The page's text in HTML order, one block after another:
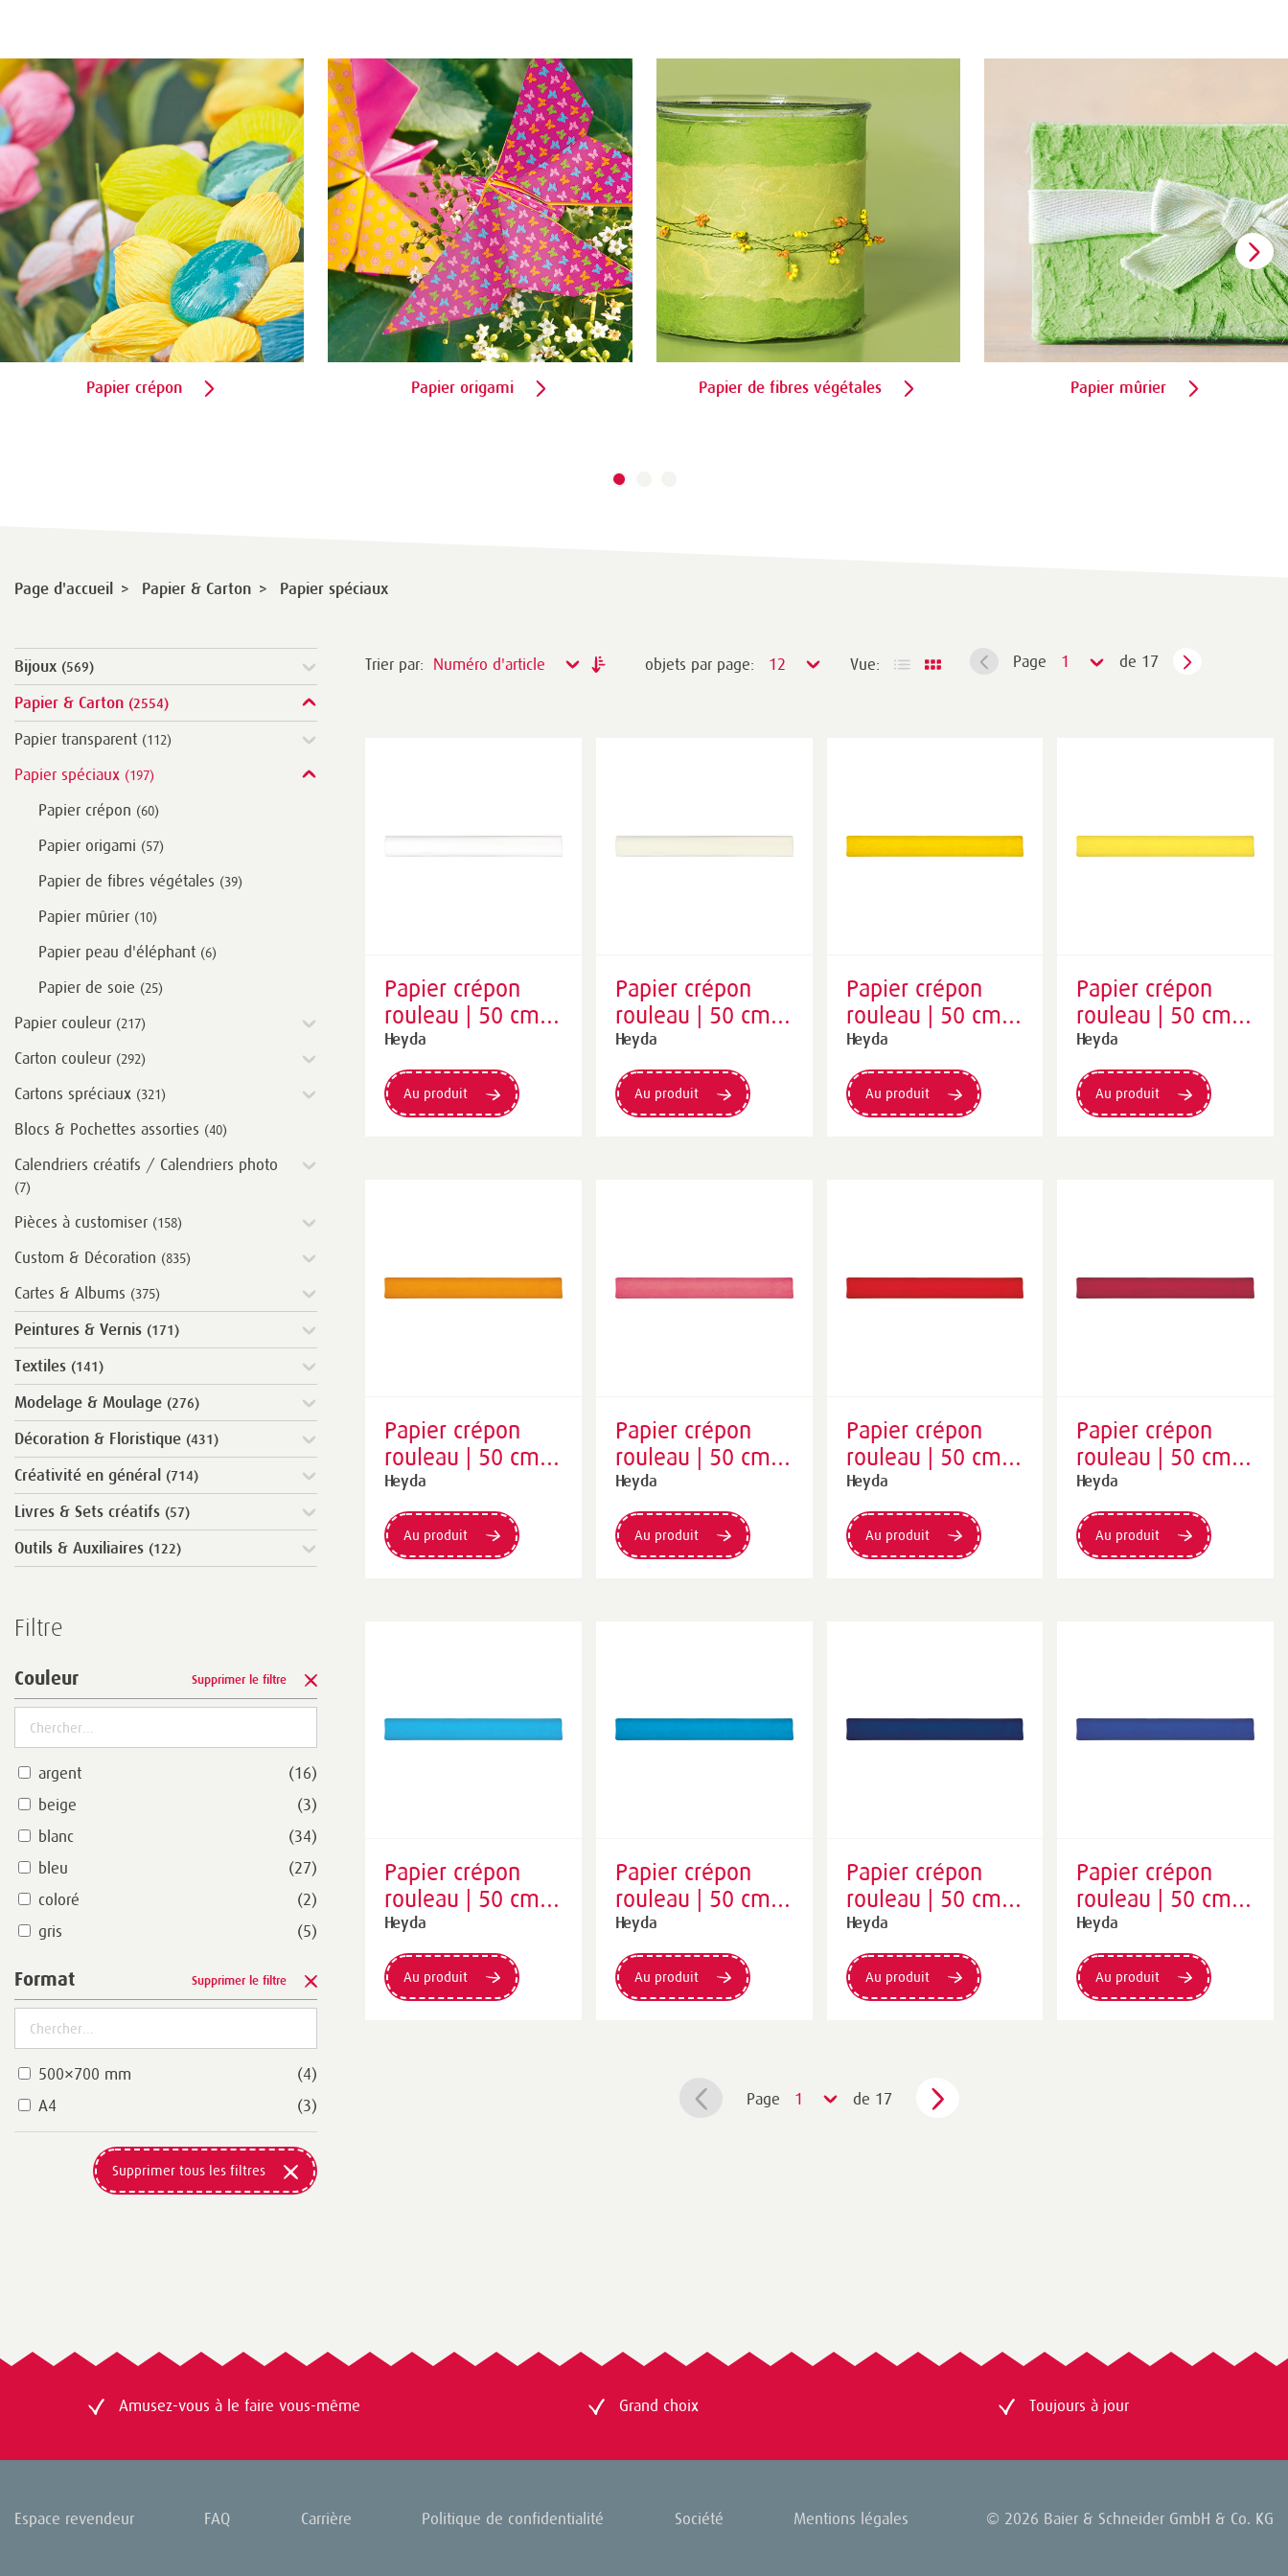
Papier crépon Papier origami Papier de fibres végétales Papier mûrier
Page d'accueil > Papier & Carton > Papier spéciaux
Bijoux (569)
Papier & Carton (2554)
Papier transparent (112)
Papier spéciaux (197)
Papier crépon (60)
Papier origami (57)
Papier de fibres végétales (39)
Papier mûrier (10)
Papier peau d'éléphant (6)
Papier de soie (25)
Papier couleur (217)
Carton couleur (292)
Cartons spréciaux (321)
Blocs & Pochettes assorties (40)
Calendriers créatifs / Calendriers photo
(7)
Pièces à customiser (158)
Custom & Décoration (835)
Cartes & Albums (375)
Peintures & Vernis (171)
Textiles (141)
Modelage & Moulage (276)
Décoration & Floristique (431)
Créativité en général (714)
Livres & Sets créatifs (57)
Outils & Auxiliaires (122)
Filtre
Couleur Supprimer le filtre
argent
(16)
beige
(3)
blanc
(34)
bleu
(27)
coloré
(2)
gris
(5)
magenta
(1)
marron
(10)
(19)
Format Supprimer le filtre
500×700 mm
(4)
A4
(3)
Supprimer tous les filtres
Trier par: Numéro d'article objets par page: 12 Vue: Page 1 de 17
Papier crépon
rouleau | 50 cm ×
250 cm, 32
g/m², blanc
Heyda
Au produit
Papier crépon
rouleau | 50 cm ×
250 cm, 32
g/m², blanc perlé
Heyda
Au produit
Papier crépon
rouleau | 50 cm ×
250 cm, 32
g/m², jaune
soleil
Heyda
Au produit
Papier crépon
rouleau | 50 cm ×
250 cm, 32
g/m², jaune
citron
Heyda
Au produit
Papier crépon
rouleau | 50 cm ×
250 cm, 32
g/m², mangue
Heyda
Au produit
Papier crépon
rouleau | 50 cm ×
250 cm, 32
g/m², rose
Heyda
Au produit
Papier crépon
rouleau | 50 cm ×
250 cm, 32
g/m², rouge clair
Heyda
Au produit
Papier crépon
rouleau | 50 cm ×
250 cm, 32
g/m², rouge
tulipe
Heyda
Au produit
Papier crépon
rouleau | 50 cm ×
250 cm, 32
g/m², bleu d'eau
Heyda
Au produit
Papier crépon
rouleau | 50 cm ×
250 cm, 32
g/m², bleu ciel
Heyda
Au produit
Papier crépon
rouleau | 50 cm ×
250 cm, 32
g/m², bleu foncé
Heyda
Au produit
Papier crépon
rouleau | 50 cm ×
250 cm, 32
g/m², bleu roi
Heyda
Au produit
Page 1 de 17
Amusez-vous à le faire vous-même Grand choix Toujours à jour
Espace revendeur FAQ Carrière Politique de confidentialité Société Mentions légales © 2026 Baier & Schneider GmbH & Co. KG